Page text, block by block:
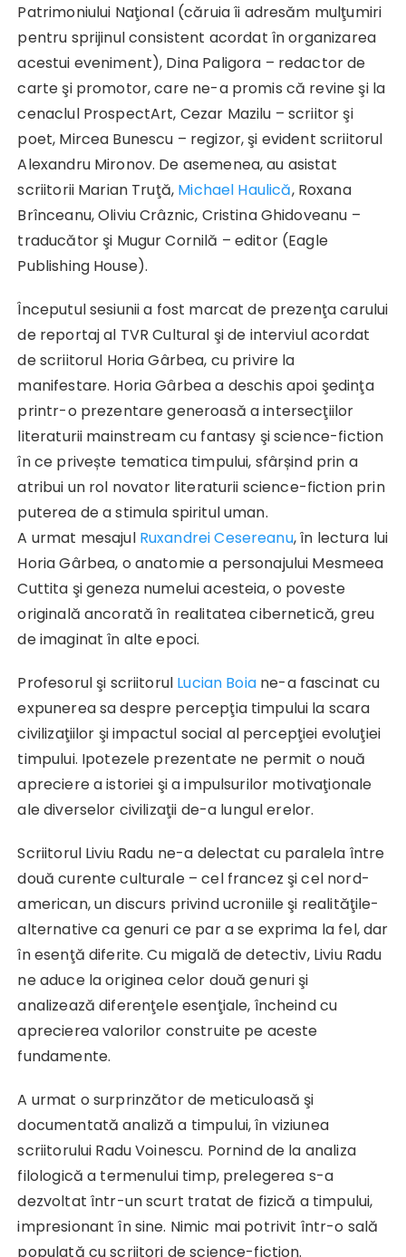
Patrimoniului Naţional (căruia îi adresăm mulţumiri
pentru sprijinul consistent acordat în organizarea
acestui eveniment), Dina Paligora – redactor de
carte şi promotor, care ne-a promis că revine şi la
cenaclul ProspectArt, Cezar Mazilu – scriitor şi
poet, Mircea Bunescu – regizor, şi evident scriitorul
Alexandru Mironov. De asemenea, au asistat
scriitorii Marian Truţă, Michael Haulică, Roxana
Brînceanu, Oliviu Crâznic, Cristina Ghidoveanu –
traducător şi Mugur Cornilă – editor (Eagle
Publishing House).
Începutul sesiunii a fost marcat de prezenţa carului
de reportaj al TVR Cultural şi de interviul acordat
de scriitorul Horia Gârbea, cu privire la
manifestare. Horia Gârbea a deschis apoi şedinţa
printr-o prezentare generoasă a intersecţiilor
literaturii mainstream cu fantasy şi science-fiction
în ce privește tematica timpului, sfârșind prin a
atribui un rol novator literaturii science-fiction prin
puterea de a stimula spiritul uman.
A urmat mesajul Ruxandrei Cesereanu, în lectura lui
Horia Gârbea, o anatomie a personajului Mesmeea
Cuttita şi geneza numelui acesteia, o poveste
originală ancorată în realitatea cibernetică, greu
de imaginat în alte epoci.
Profesorul şi scriitorul Lucian Boiane-a fascinat cu
expunerea sa despre percepţia timpului la scara
civilizaţiilor şi impactul social al percepţiei evoluţiei
timpului. Ipotezele prezentate ne permit o nouă
apreciere a istoriei şi a impulsurilor motivaţionale
ale diverselor civilizaţii de-a lungul erelor.
Scriitorul Liviu Radu ne-a delectat cu paralela între
două curente culturale – cel francez şi cel nord-
american, un discurs privind ucroniile şi realităţile-
alternative ca genuri ce par a se exprima la fel, dar
în esenţă diferite. Cu migală de detectiv, Liviu Radu
ne aduce la originea celor două genuri şi
analizează diferenţele esenţiale, încheind cu
aprecierea valorilor construite pe aceste
fundamente.
A urmat o surprinzător de meticuloasă şi
documentată analiză a timpului, în viziunea
scriitorului Radu Voinescu. Pornind de la analiza
filologică a termenului timp, prelegerea s-a
dezvoltat într-un scurt tratat de fizică a timpului,
impresionant în sine. Nimic mai potrivit într-o sală
populată cu scriitori de science-fiction.